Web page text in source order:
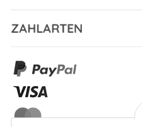
ZAHLARTEN